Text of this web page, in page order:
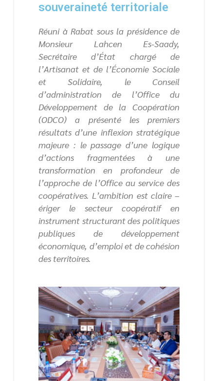
souveraineté territoriale
Réuni à Rabat sous la présidence de
Monsieur Lahcen Es-Saady,
Secrétaire d’État chargé de
l’Artisanat et de l’Économie Sociale
et Solidaire, le Conseil
d’administration de l’Office du
Développement de la Coopération
(ODCO) a présenté les premiers
résultats d’une inflexion stratégique
majeure : le passage d’une logique
d’actions fragmentées à une
transformation en profondeur de
l’approche de l’Office au service des
coopératives. L’ambition est claire –
ériger le secteur coopératif en
instrument structurant des politiques
publiques de développement
économique, d’emploi et de cohésion
des territoires.